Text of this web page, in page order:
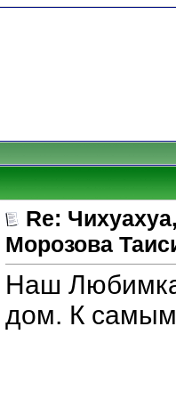
Re:
Морозова
Наш
дом. К